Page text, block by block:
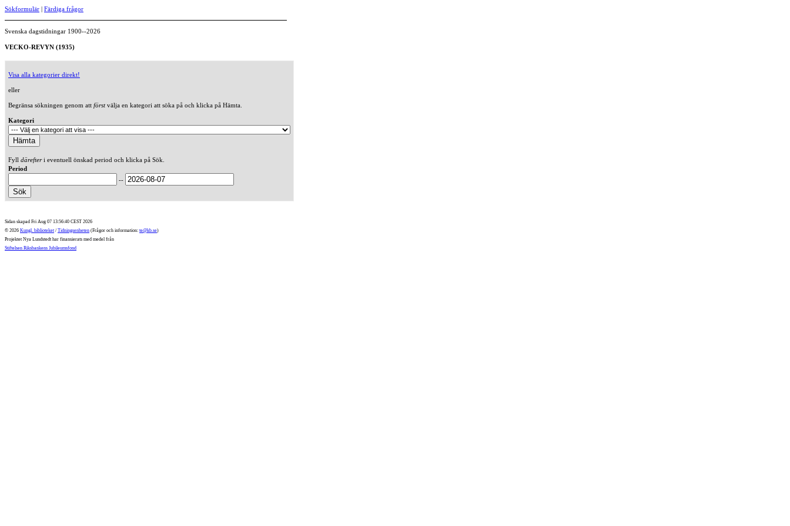
Sökformulär | Färdiga frågor
Svenska dagstidningar 1900--2026
VECKO-REVYN (1935)
Visa alla kategorier direkt!
eller
Begränsa sökningen genom att förstvälja en kategori att söka på och klicka på Hämta.
Kategori
Fyll därefteri eventuell önskad period och klicka på Sök.
Period
--
Sidan skapad Fri Aug 07 13:56:40 CEST 2026
© 2026 Kungl. biblioteket / Tidningsenheten (Frågor och information: te@kb.se)
Projektet Nya Lundstedt har finansierats med medel från
Stiftelsen Riksbankens Jubileumsfond